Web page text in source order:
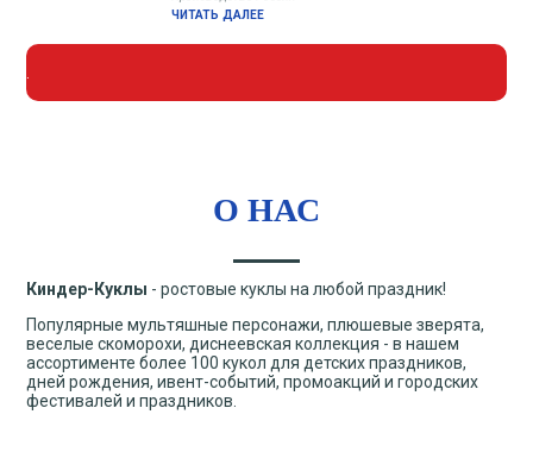
ЧИТАТЬ ДАЛЕЕ
О НАС
Киндер-Куклы - ростовые куклы на любой праздник!
Популярные мультяшные персонажи, плюшевые зверята,
веселые скоморохи, диснеевская коллекция - в нашем
ассортименте более 100 кукол для детских праздников,
дней рождения, ивент-событий, промоакций и городских
фестивалей и праздников.